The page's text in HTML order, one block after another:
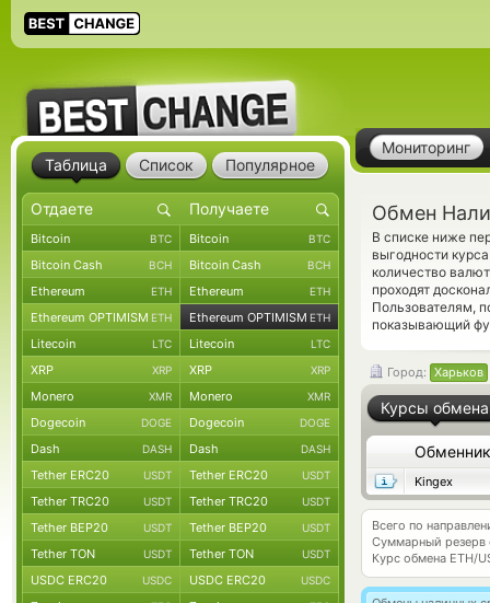
Мониторинг
Обмен
В списке ниже
выгодности
количество
проходят
Пользователям,
показывающий
Город: Харьков
Курсы обмена
Обменник
Kingex
Всего по
Суммарный резерв
Курс обмена ETH/
Таблица Список Популярное
Bitcoin BTC Bitcoin BTC
Bitcoin Cash BCH Bitcoin Cash BCH
Ethereum ETH Ethereum ETH
Ethereum OPTIMISM ETH Ethereum OPTIMISM ETH
Litecoin LTC Litecoin LTC
XRP XRP XRP XRP
Monero XMR Monero XMR
Dogecoin DOGE Dogecoin DOGE
Dash DASH Dash DASH
Tether ERC20 USDT Tether ERC20 USDT
Tether TRC20 USDT Tether TRC20 USDT
Tether BEP20 USDT Tether BEP20 USDT
Tether TON USDT Tether TON USDT
USDC ERC20 USDC USDC ERC20 USDC